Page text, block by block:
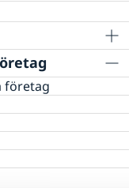
företag